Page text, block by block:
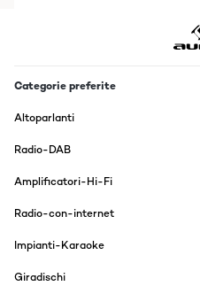
Schallplatten bekommen nun
hätte ich noch einen
möchte ich nun nicht mehr in
überraschend einfach und
Bluetooth Lautsprecher
Lautsprechern schreibe ich
ausdenken.Kurz: der ist "
mal meine BOSE
überrascht.Es ist aslo
Categorie preferite
Altoparlanti
Radio-DAB
Amplificatori-Hi-Fi
Radio-con-internet
Impianti-Karaoke
Giradischi